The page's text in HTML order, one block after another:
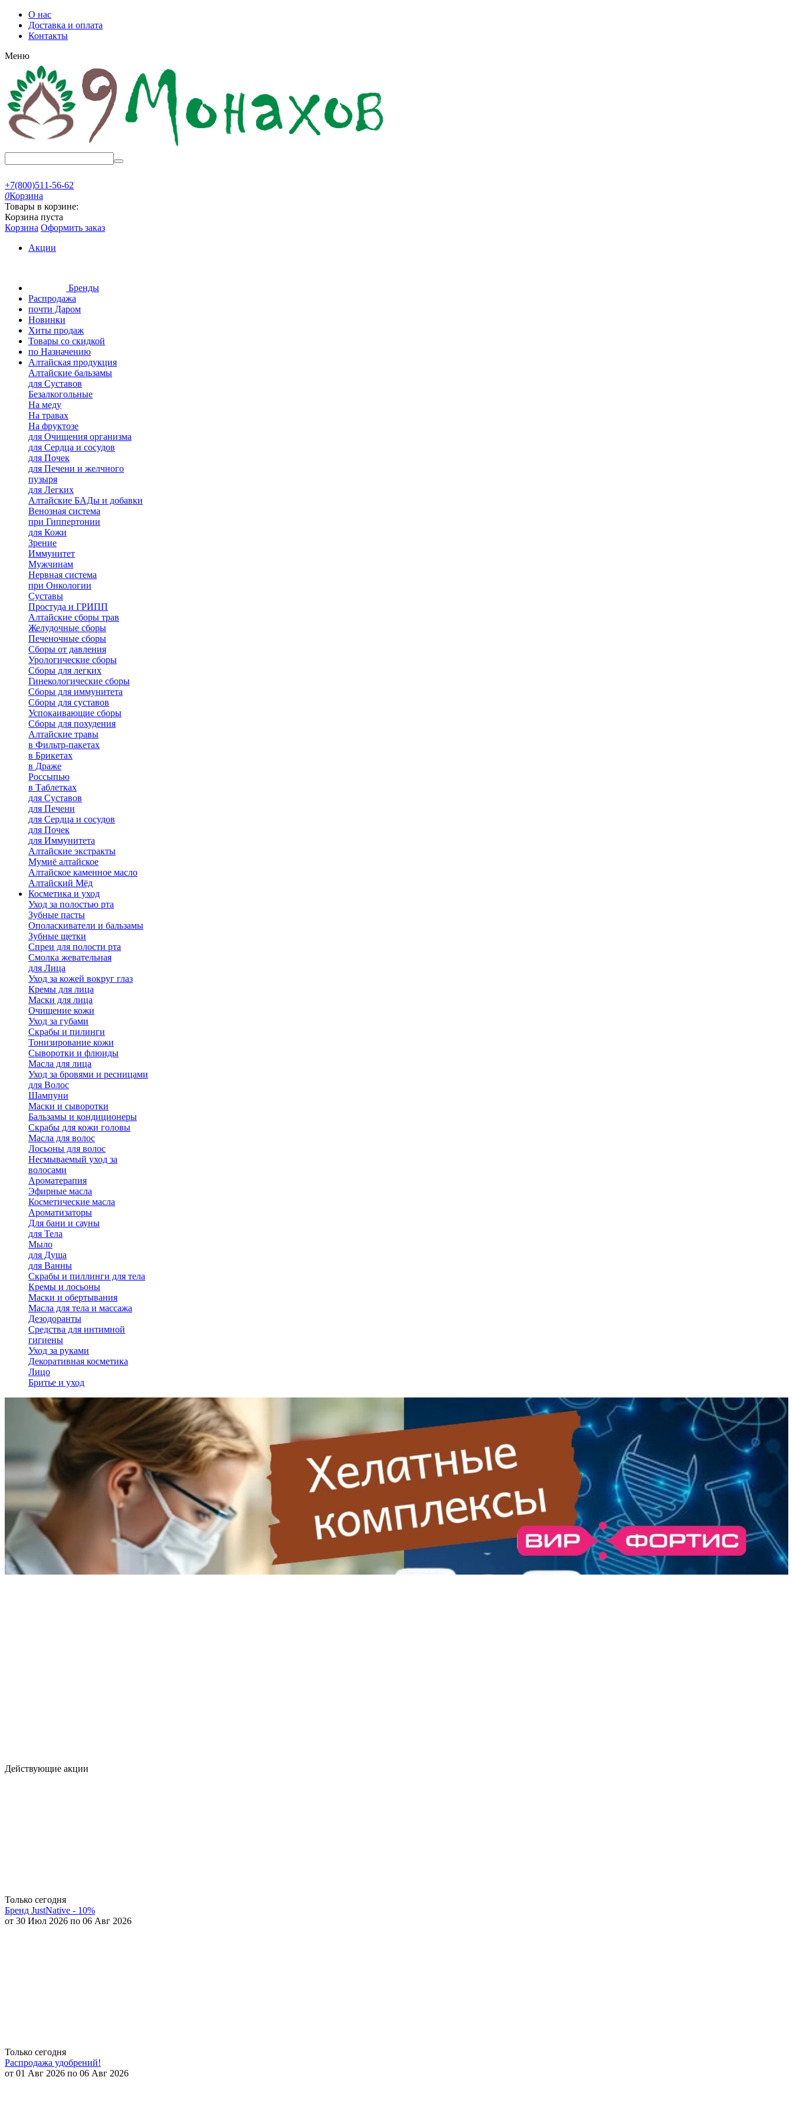
О нас
Доставка и оплата
Контакты
Меню
+7(800)511-56-62
0Корзина
Товары в корзине:
Корзина пуста
Корзина Оформить заказ
Акции
Бренды
Распродажа
почти Даром
Новинки
Хиты продаж
Товары со скидкой
по Назначению
Алтайская продукция
Алтайские бальзамы
для Суставов
Безалкогольные
На меду
На травах
На фруктозе
для Очищения организма
для Сердца и сосудов
для Почек
для Печени и желчного
пузыря
для Легких
Алтайские БАДы и добавки
Венозная система
при Гиппертонии
для Кожи
Зрение
Иммунитет
Мужчинам
Нервная система
при Онкологии
Суставы
Простуда и ГРИПП
Алтайские сборы трав
Желудочные сборы
Печеночные сборы
Сборы от давления
Урологические сборы
Сборы для легких
Гинекологические сборы
Сборы для иммунитета
Сборы для суставов
Успокаивающие сборы
Сборы для похудения
Алтайские травы
в Фильтр-пакетах
в Брикетах
в Драже
Россыпью
в Таблетках
для Cуставов
для Печени
для Сердца и сосудов
для Почек
для Иммунитета
Алтайские экстракты
Мумиё алтайское
Алтайское каменное масло
Алтайский Мёд
Косметика и уход
Уход за полостью рта
Зубные пасты
Ополаскиватели и бальзамы
Зубные щетки
Спреи для полости рта
Смолка жевательная
для Лица
Уход за кожей вокруг глаз
Кремы для лица
Маски для лица
Очищение кожи
Уход за губами
Скрабы и пилинги
Тонизирование кожи
Сыворотки и флюиды
Масла для лица
Уход за бровями и ресницами
для Волос
Шампуни
Маски и сыворотки
Бальзамы и кондиционеры
Скрабы для кожи головы
Масла для волос
Лосьоны для волос
Несмываемый уход за
волосами
Ароматерапия
Эфирные масла
Косметические масла
Ароматизаторы
Для бани и сауны
для Тела
Мыло
для Душа
для Ванны
Скрабы и пиллинги для тела
Кремы и лосьоны
Маски и обертывания
Масла для тела и массажа
Дезодоранты
Средства для интимной
гигиены
Уход за руками
Декоративная косметика
Лицо
Бритье и уход
Действующие акции
Только сегодня
Бренд JustNative - 10%
от 30 Июл 2026 по 06 Авг 2026
Только сегодня
Распродажа удобрений!
от 01 Авг 2026 по 06 Авг 2026